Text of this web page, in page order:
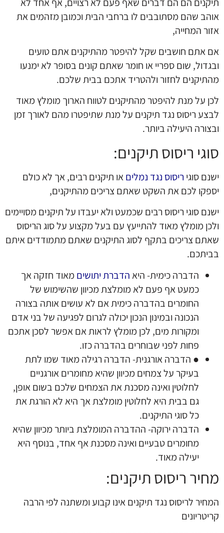
אוהב שהם מסתובבים לו ברחבי הבית וכמובן מזהמים את
אזור המחייה,
אם אתם חושבים שקל להיפטר מהתיקנים אתם טועים
ובגדול, שום ספריי או חומר שאתם קונים בסופר לא ימנעו
מהתיקנים לחזור ולהטריד אתכם בבית שלכם.
לכן על מנת להיפטר מהתיקנים לטווח הארוך מומלץ מאוד
לבצע ריסוס נגד תיקנים על מנת שתיפטרו מהם לאורך זמן
ובצורה היעילה ביותר.
סוגי ריסוס תיקנים:
ישנם סוגי ריסוס נגד נמליםאו תיקנים רבים, אך לא כולם
יספקו לכם את השקט שאתם צריכים מהתיקנים,
ישנם סוגי ריסוס רבים שכמעט ולא יעבדו על תיקנים מסויימים
ולכן מומלץ מאוד להתייעץ עם בעל מקצוע על סוג הריסוס
שאתם צריכים בתקף לסוג התיקנים שאתם מתמודדים איתם
בביתכם.
הדברה כימית- היאהדברת יתושים מאוד חזקה אך
כמעט אף פעם לא מומלצת מכיוון שהשימוש של
החומרים בהדברה כימית אם לא עושים אותה בצורה
הנכונה ובמינון הנכון יכולה לגרום לפגיעה של בני אדם
ומקורות מים, לכן מומלץ לראות אם אפשר לסכן אתכם
פחות לפני שבוחרים בהדברה כזו.
● הדברה אורגנית- הדברה רגילה מאוד שמו לתת
בעיקר על צמחים מכיוון שהיא מחומרים אורגניים
לחלוטין ואינה מסכנת את הצמחים שלכם בשום אופן,
גם בבית היא לחלוטין מומלצת אך היא לא הורגת את
כל סוגי התיקנים.
הדברה ירוקה- ההדברה המומלצת ביותר מכיוון שהיא
מחומרים טבעיים ואינה מסכנת אף אחד, בנוסף היא
יעילה מאוד.
מחיר ריסוס תיקנים:
המחיר לריסוס נגד תיקנים אינו קבוע ומשתנה לפי הרבה
קריטריונים